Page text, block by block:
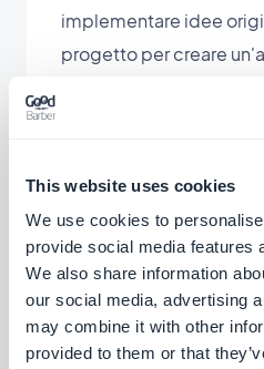
This website uses cookies
We use cookies to
provide social media features
We also share information
our social media, advertising
may combine it with other
provided to them or that
implementare idee
progetto per creare